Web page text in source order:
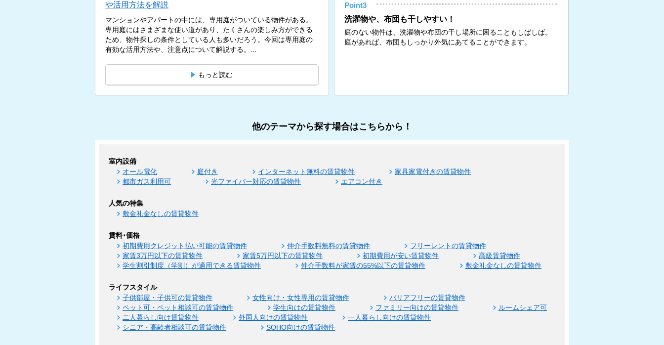
や活用方法を解説
マンションやアパートの中には、専用庭がついている物件がある。
専用庭にはさまざまな使い道があり、たくさんの楽しみ方ができる
ため、物件探しの条件としている人も多いだろう。今回は専用庭の
有効な活用方法や、注意点について解説する。...
もっと読む
Point3
洗濯物や、布団も干しやすい！
庭のない物件は、洗濯物や布団の干し場所に困ることもしばしば。
庭があれば、布団もしっかり外気にあてることができます。
他のテーマから探す場合はこちらから！
室内設備
オール電化 庭付き インターネット無料の賃貸物件
家具家電付きの賃貸物件
都市ガス利用可
光ファイバー対応の賃貸物件 エアコン付き
人気の特集
敷金礼金なしの賃貸物件
賃料･価格
初期費用クレジット払い可能の賃貸物件 仲介手数料無料の賃貸物件
フリーレントの賃貸物件
家賃3万円以下の賃貸物件
家賃5万円以下の賃貸物件 初期費用が安い賃貸物件
高級賃貸物件
学生割引制度（学割）が適用できる賃貸物件
仲介手数料が家賃の55%以下の賃貸物件 敷金礼金なしの賃貸物件
ライフスタイル
子供部屋・子供可の賃貸物件 女性向け・女性専用の賃貸物件
バリアフリーの賃貸物件
ペット可・ペット相談可の賃貸物件
学生向けの賃貸物件 ファミリー向けの賃貸物件
ルームシェア可
二人暮らし向け賃貸物件
外国人向けの賃貸物件
一人暮らし向けの賃貸物件
シニア・高齢者相談可の賃貸物件
SOHO向けの賃貸物件